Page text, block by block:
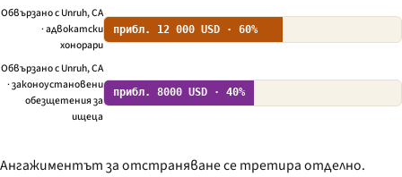
Обвързано с Unruh, CA
· адвокатски
хонорари
прибл. 12 000 USD · 60%
Обвързано с Unruh, CA
· законоустановени
обезщетения за
ищеца
прибл. 8000 USD · 40%
Ангажиментът за отстраняване се третира отделно.